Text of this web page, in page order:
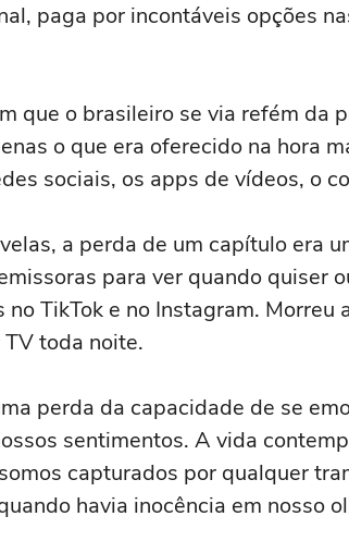
paga por incontáveis opções
que o brasileiro se via refém da
o que era oferecido na hora
sociais, os apps de vídeos, o
a perda de um capítulo era
para ver quando quiser
TikTok e no Instagram. Morreu
toda noite.
perda da capacidade de se
sentimentos. A vida
capturados por qualquer
havia inocência em nosso